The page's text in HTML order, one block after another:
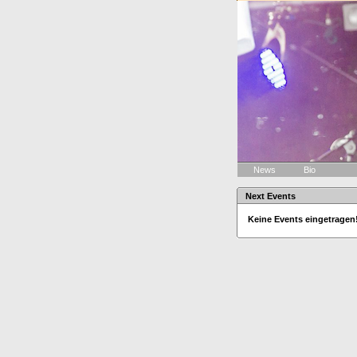
News Bio
Next Events
Keine Events